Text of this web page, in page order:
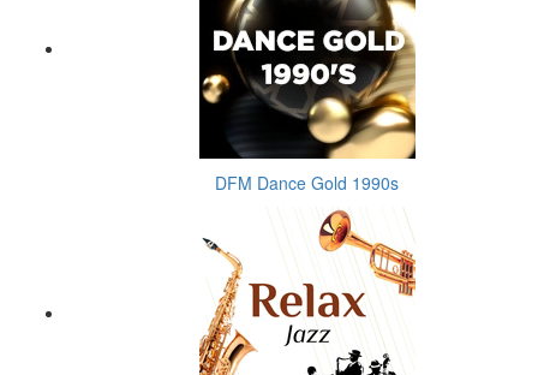
DFM Dance Gold 1990s